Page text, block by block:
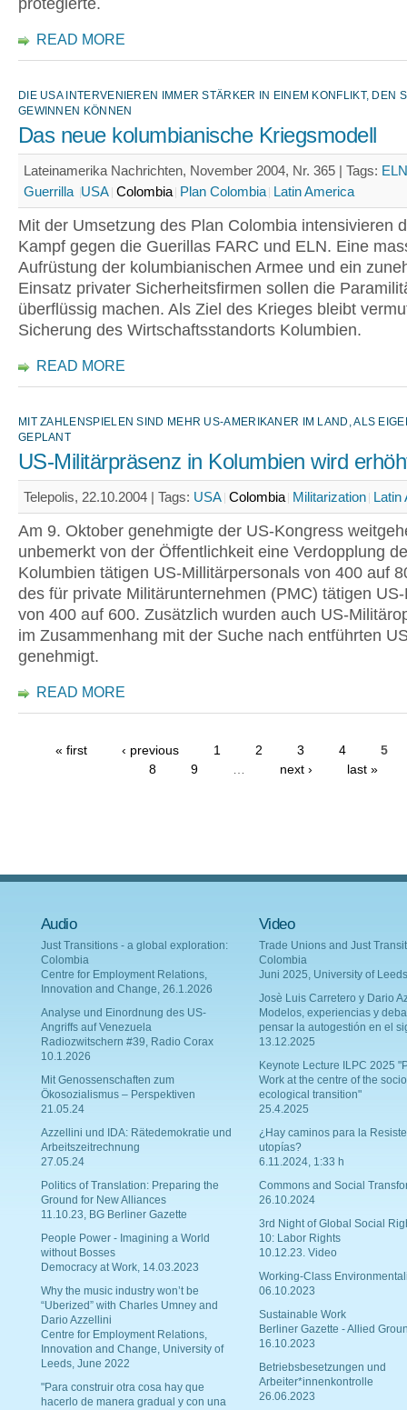
protegierte.
READ MORE
DIE USA INTERVENIEREN IMMER STÄRKER IN EINEM KONFLIKT, DEN
GEWINNEN KÖNNEN
Das neue kolumbianische Kriegsmodell
Lateinamerika Nachrichten, November 2004, Nr. 365 | Tags: ELN
Guerrilla USA Colombia Plan Colombia Latin America
Mit der Umsetzung des Plan Colombia intensivieren
Kampf gegen die Guerillas FARC und ELN. Eine
Aufrüstung der kolumbianischen Armee und ein
Einsatz privater Sicherheitsfirmen sollen die
überflüssig machen. Als Ziel des Krieges bleibt
Sicherung des Wirtschaftsstandorts Kolumbien.
READ MORE
MIT ZAHLENSPIELEN SIND MEHR US-AMERIKANER IM LAND, ALS
GEPLANT
US-Militärpräsenz in Kolumbien wird
Telepolis, 22.10.2004 | Tags: USA Colombia Militarization Latin
Am 9. Oktober genehmigte der US-Kongress
unbemerkt von der Öffentlichkeit eine Verdopplung
Kolumbien tätigen US-Millitärpersonals von 400 auf
des für private Militärunternehmen (PMC) tätigen
von 400 auf 600. Zusätzlich wurden auch US-
im Zusammenhang mit der Suche nach entführten
genehmigt.
READ MORE
« first ‹ previous 1 2 3 4
5
8
9 … next › last »
Audio
Just Transitions - a global exploration:
Colombia
Centre for Employment Relations,
Innovation and Change, 26.1.2026
Analyse und Einordnung des US-
Angriffs auf Venezuela
Radiozwitschern #39, Radio Corax
10.1.2026
Mit Genossenschaften zum
Ökosozialismus – Perspektiven
21.05.24
Azzellini und IDA: Rätedemokratie und
Arbeitszeitrechnung
27.05.24
Politics of Translation: Preparing the
Ground for New Alliances
11.10.23, BG Berliner Gazette
People Power - Imagining a World
without Bosses
Democracy at Work, 14.03.2023
Why the music industry won’t be
“Uberized” with Charles Umney and
Dario Azzellini
Centre for Employment Relations,
Innovation and Change, University of
Leeds, June 2022
"Para construir otra cosa hay que
hacerlo de manera gradual y con una
Video
Trade Unions and Just
Colombia
Juni 2025, University of Leeds
Josè Luis Carretero y Dario
Modelos, experiencias y
pensar la autogestión en el
13.12.2025
Keynote Lecture ILPC 2025
Work at the centre of the
ecological transition"
25.4.2025
¿Hay caminos para la
utopías?
6.11.2024, 1:33 h
Commons and Social
26.10.2024
3rd Night of Global Social
10: Labor Rights
10.12.23. Video
Working-Class
06.10.2023
Sustainable Work
Berliner Gazette - Allied
16.10.2023
Betriebsbesetzungen und
Arbeiter*innenkontrolle
26.06.2023